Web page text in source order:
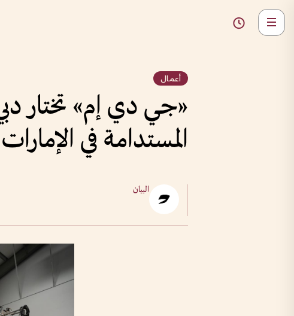
أعمال
«جي دي إم» تختار
المستدامة في الإمارات
البيان